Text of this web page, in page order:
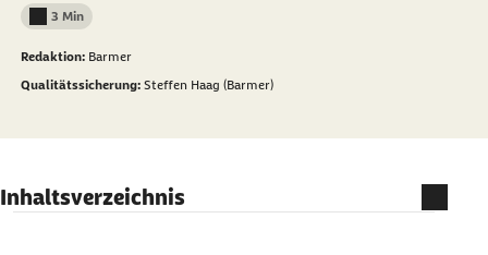
Lesedauer weniger als
3 Min
Redaktion: Barmer
Qualitätssicherung: Steffen Haag (Barmer)
Inhaltsverzeichnis